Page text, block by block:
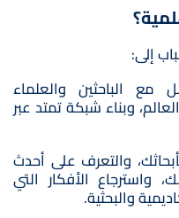
إلى:
مع الباحثين والعلماء
وبناء شبكة تمتد عبر
والتعرف على أحدث
الأفكار التي
والبحثية.